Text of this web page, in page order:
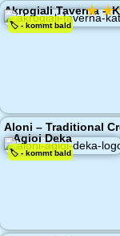
Akrogiali Taverna –
🏷️ - kommt bald
★★
Aloni – Traditional
– Agioi Deka
🏷️ - kommt bald